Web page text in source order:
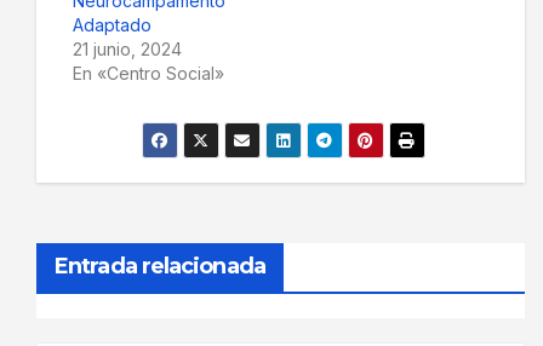
Adaptado
21 junio, 2024
En «Centro Social»
Entrada relacionada